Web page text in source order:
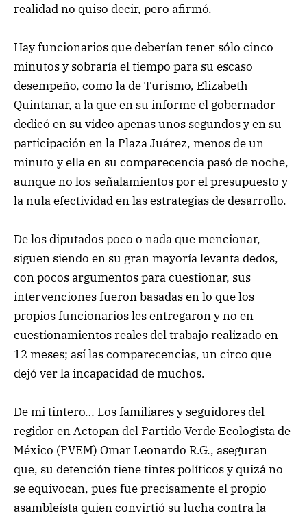
realidad no quiso decir, pero afirmó.
Hay funcionarios que deberían tener sólo cinco
minutos y sobraría el tiempo para su escaso
desempeño, como la de Turismo, Elizabeth
Quintanar, a la que en su informe el gobernador
dedicó en su video apenas unos segundos y en su
participación en la Plaza Juárez, menos de un
minuto y ella en su comparecencia pasó de noche,
aunque no los señalamientos por el presupuesto y
la nula efectividad en las estrategias de desarrollo.
De los diputados poco o nada que mencionar,
siguen siendo en su gran mayoría levanta dedos,
con pocos argumentos para cuestionar, sus
intervenciones fueron basadas en lo que los
propios funcionarios les entregaron y no en
cuestionamientos reales del trabajo realizado en
12 meses; así las comparecencias, un circo que
dejó ver la incapacidad de muchos.
De mi tintero… Los familiares y seguidores del
regidor en Actopan del Partido Verde Ecologista de
México (PVEM) Omar Leonardo R.G., aseguran
que, su detención tiene tintes políticos y quizá no
se equivocan, pues fue precisamente el propio
asambleísta quien convirtió su lucha contra la